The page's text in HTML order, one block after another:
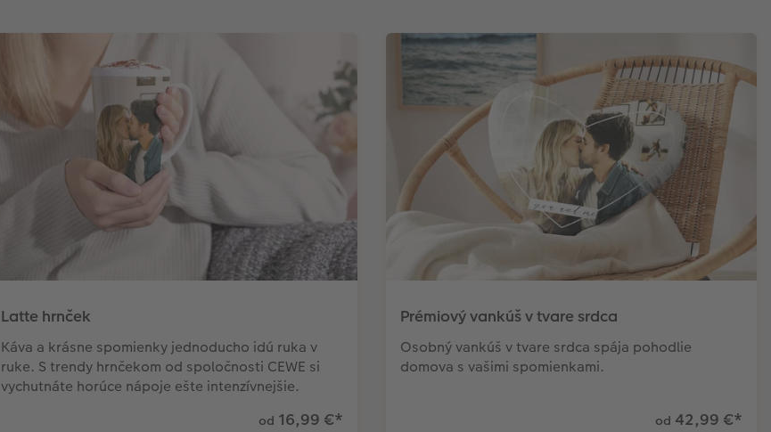
Latte hrnček
Káva a krásne spomienky jednoducho idú ruka v
ruke. S trendy hrnčekom od spoločnosti CEWE si
vychutnáte horúce nápoje ešte intenzívnejšie.
od 16,99 €*
Prémiový vankúš v tvare srdca
Osobný vankúš v tvare srdca spája pohodlie
domova s vašimi spomienkami.
od 42,99 €*